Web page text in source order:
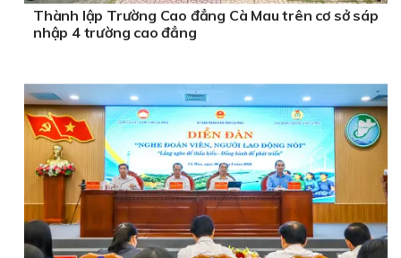
Thành lập Trường Cao đẳng Cà Mau trên cơ sở sáp
nhập 4 trường cao đẳng